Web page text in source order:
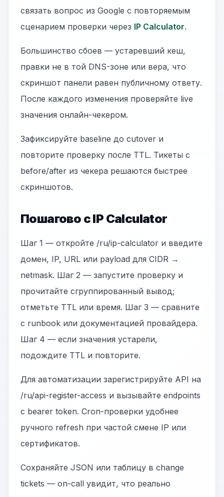
связать вопрос из Google с повторяемым
сценарием проверки через IP Calculator.
Большинство сбоев — устаревший кеш,
правки не в той DNS-зоне или вера, что
скриншот панели равен публичному ответу.
После каждого изменения проверяйте live
значения онлайн-чекером.
Зафиксируйте baseline до cutover и
повторите проверку после TTL. Тикеты с
before/after из чекера решаются быстрее
скриншотов.
Пошагово с IP Calculator
Шаг 1 — откройте /ru/ip-calculator и введите
домен, IP, URL или payload для CIDR →
netmask. Шаг 2 — запустите проверку и
прочитайте сгруппированный вывод;
отметьте TTL или время. Шаг 3 — сравните
с runbook или документацией провайдера.
Шаг 4 — если значения устарели,
подождите TTL и повторите.
Для автоматизации зарегистрируйте API на
/ru/api-register-access и вызывайте endpoints
с bearer token. Cron-проверки удобнее
ручного refresh при частой смене IP или
сертификатов.
Сохраняйте JSON или таблицу в change
tickets — on-call увидит, что реально